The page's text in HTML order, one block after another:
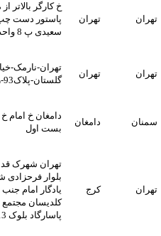
تهران
خ کارگر بالاتر از میدان
پاستور دست چپ کوچه
تهران
تهران-نارمک-خیابان
گلستان-پلاک93-زنگ دوم
دامغان
دامغان خ امام خ شهید تک بن
بست اول
کرج
تهران شهرک قدس انتهای
بلوار فرحزادی شمال اتوبان
یادگار امام جنب شهرک
کلدیسان مجتمع مسکونی
پاسارگاد بلوک 13 ط 5